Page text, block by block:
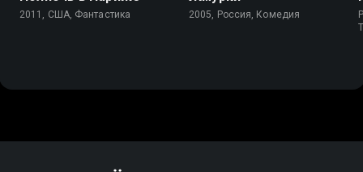
2011, США, Фантастика 2005, Россия, Комедия